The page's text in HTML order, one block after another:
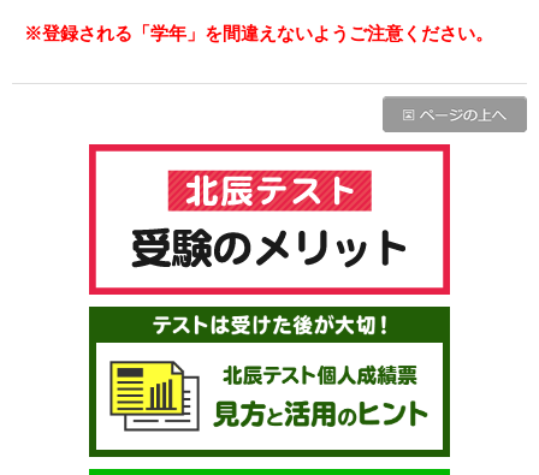
※登録される「学年」を間違えないようご注意ください。